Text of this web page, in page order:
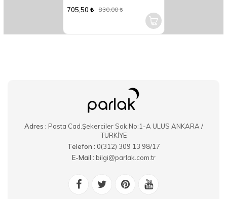
705,50 830,00
Adres : Posta Cad.Şekerciler Sok.No:1-A ULUS ANKARA /
TÜRKİYE
Telefon : 0(312) 309 13 98/17
E-Mail : bilgi@parlak.com.tr